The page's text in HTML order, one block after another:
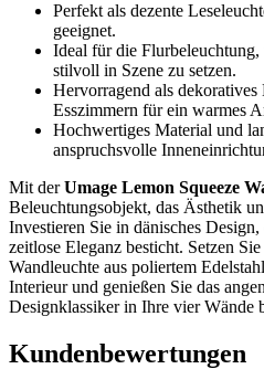
Perfekt als dezente
geeignet.
Ideal für die Flurbeleuchtung,
stilvoll in Szene zu setzen.
Hervorragend als
Esszimmern für ein warmes
Hochwertiges Material und
anspruchsvolle
Mit derUmage Lemon Squeeze
Beleuchtungsobjekt, das Ästhetik
Investieren Sie in dänisches
zeitlose Eleganz besticht. Setzen
Wandleuchte aus poliertem
Interieur und genießen Sie das
Designklassiker in Ihre vier Wände
Kundenbewertungen